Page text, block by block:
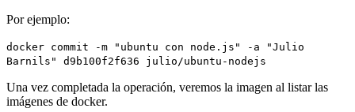
Por ejemplo:
docker commit -m "ubuntu con node.js" -a "Julio
Barnils" d9b100f2f636 julio/ubuntu-nodejs
Una vez completada la operación, veremos la imagen al listar las
imágenes de docker.